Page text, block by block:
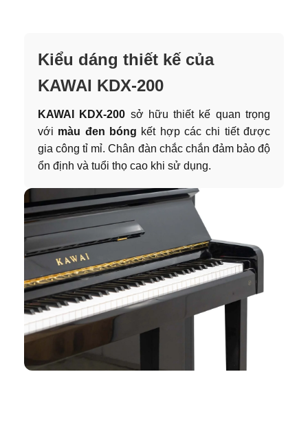
Kiểu dáng thiết kế của
KAWAI KDX-200
KAWAI KDX-200 sở hữu thiết kế quan trọng
với màu đen bóng kết hợp các chi tiết được
gia công tỉ mỉ. Chân đàn chắc chắn đảm bảo độ
ổn định và tuổi thọ cao khi sử dụng.